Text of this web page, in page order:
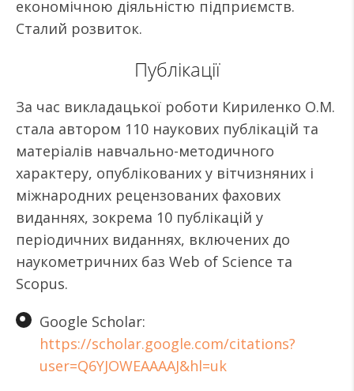
економічною діяльністю підприємств.
Сталий розвиток.
Публікації
За час викладацької роботи Кириленко О.М.
стала автором 110 наукових публікацій та
матеріалів навчально-методичного
характеру, опублікованих у вітчизняних і
міжнародних рецензованих фахових
виданнях, зокрема 10 публікацій у
періодичних виданнях, включених до
наукометричних баз Web of Science та
Scopus.
Google Scholar:
https://scholar.google.com/citations?
user=Q6YJOWEAAAAJ&hl=uk